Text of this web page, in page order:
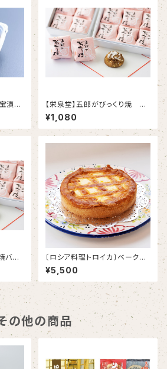
漬15
【栄泉堂】五郎がびっくり焼 6
個入
¥1,080
バ
〔ロシア料理トロイカ〕ベークド・
チーズケーキ6号 【冷凍】
¥5,500
の他の商品